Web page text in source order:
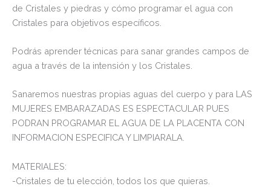
de Cristales y piedras y cómo programar el agua con
Cristales para objetivos específicos.
Podrás aprender técnicas para sanar grandes campos de
agua a través de la intensión y los Cristales.
Sanaremos nuestras propias aguas del cuerpo y para LAS
MUJERES EMBARAZADAS ES ESPECTACULAR PUES
PODRAN PROGRAMAR EL AGUA DE LA PLACENTA CON
INFORMACION ESPECIFICA Y LIMPIARALA.
MATERIALES:
-Cristales de tu elección, todos los que quieras.